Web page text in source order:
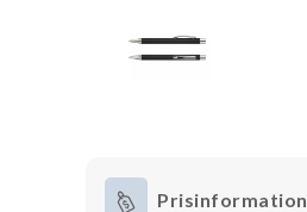
Prisinformation